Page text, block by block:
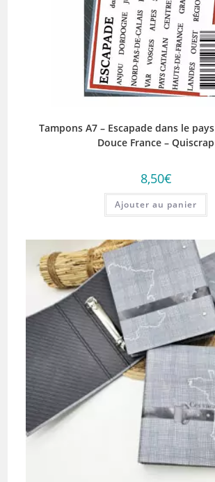
Tampons A7 – Escapade dans le
Douce France – Quiscrap
8,50€
Ajouter au panier